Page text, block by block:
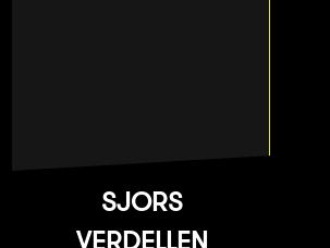
SJORS
VERDELLEN